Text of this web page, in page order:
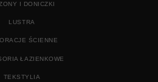
I DONICZKI
LUSTRA
ŚCIENNE
ŁAZIENKOWE
TEKSTYLIA